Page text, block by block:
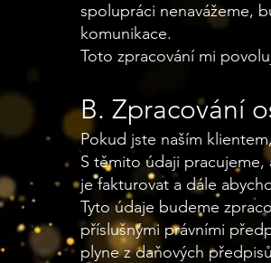
spolupráci nenavážeme,
komunikace.
Toto zpracování mi
B. Zpracování
Pokud jste naším
S těmito údaji
je fakturovat a dále
Tyto údaje budeme
příslušnými právními
plyne z daňových